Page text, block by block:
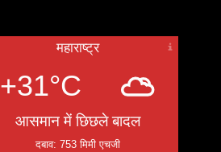
महाराष्ट्र
+31°C
आसमान में छिछले बादल
दबाव: 753 मिमी एचजी